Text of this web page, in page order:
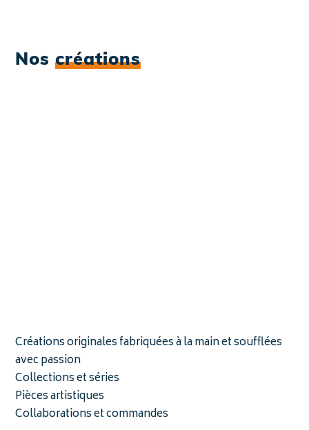
Noscréations
Créations originales fabriquées à la main et soufflées
avec passion
Collections et séries
Pièces artistiques
Collaborations et commandes